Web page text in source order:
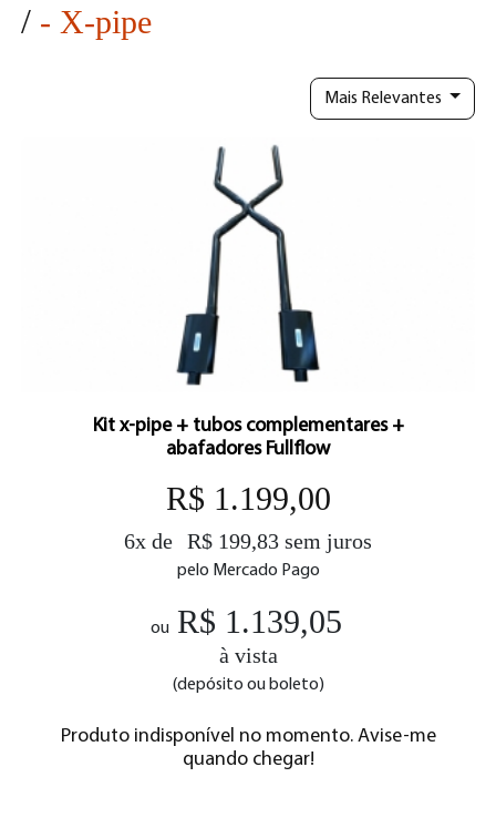
/ - X-pipe
Mais Relevantes
Kit x-pipe + tubos complementares +
abafadores Fullflow
R$ 1.199,00
6x de R$ 199,83 sem juros
pelo Mercado Pago
ou R$ 1.139,05
à vista
(depósito ou boleto)
Produto indisponível no momento. Avise-me
quando chegar!